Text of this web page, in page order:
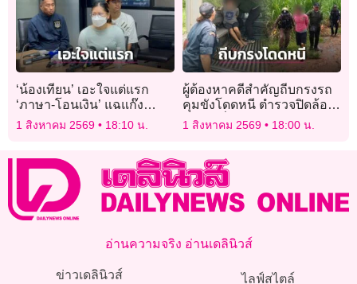
‘น้องเทียน’ เอะใจแต่แรก
‘ภาษา-โอนเงิน’ แฉแก๊ง
อวตารจ้างส่งพัสดุแบบ
1 สิงหาคม 2569 18:10 น.
ผู้ต้องหาคดีสำคัญถีบกรงรถ
คุมขังโดดหนี ตำรวจปิดล้อม
กว่า 3 ชั่วโมงก่อนรวบตัวได้
1 สิงหาคม 2569 18:00 น.
อ่านความจริง อ่านเดลินิวส์
ข่าวเดลินิวส์ ไลฟ์สไตล์